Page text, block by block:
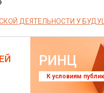
ДЕЯТЕЛЬНОСТИ У
РИНЦ
К условиям